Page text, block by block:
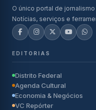
O único portal de
Notícias, serviços e
EDITORIAS
Distrito Federal
Agenda Cultural
Economia & Negócios
VC Repórter